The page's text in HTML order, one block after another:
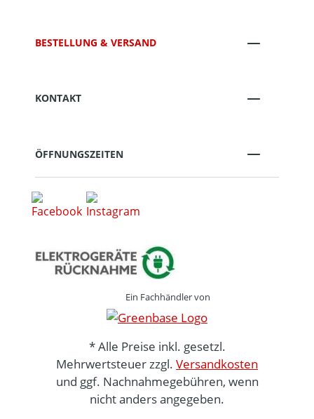
BESTELLUNG & VERSAND
KONTAKT
ÖFFNUNGSZEITEN
Ein Fachhändler von
* Alle Preise inkl. gesetzl.
Mehrwertsteuer zzgl. Versandkosten
und ggf. Nachnahmegebühren, wenn
nicht anders angegeben.